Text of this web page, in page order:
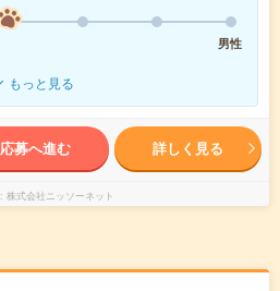
男性
もっと見る
応募へ進む 詳しく見る
株式会社ニッソーネット